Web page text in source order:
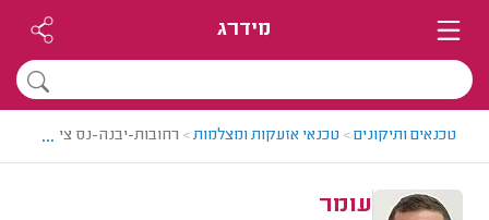
מידרג
טכנאים ותיקונים> טכנאי אזעקות ומצלמות> רחובות-יבנה-נס ציונה >
...
עומר